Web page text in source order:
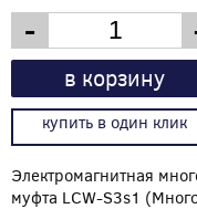
-
в корзину
купить в один клик
Электромагнитная
муфта LCW-S3s1